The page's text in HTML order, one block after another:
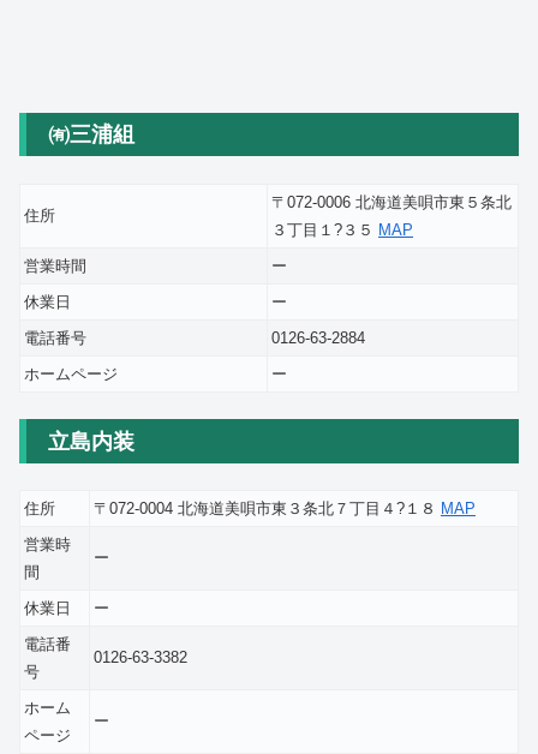
㈲三浦組
住所
〒072-0006 北海道美唄市東５条北
３丁目１?３５ MAP
営業時間
ー
休業日
ー
電話番号
0126-63-2884
ホームページ
ー
立島内装
住所 〒072-0004 北海道美唄市東３条北７丁目４?１８ MAP
営業時
間
ー
休業日
ー
電話番
号
0126-63-3382
ホーム
ページ
ー